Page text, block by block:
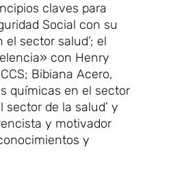
claves para
Social con su
sector salud’; el
con Henry
Bibiana Acero,
químicas en el sector
de la salud’ y
y motivador
y